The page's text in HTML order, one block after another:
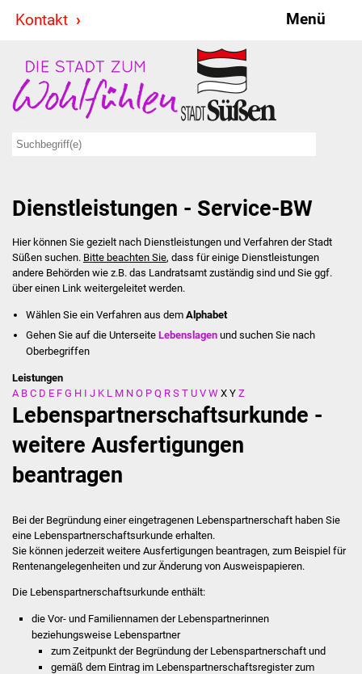
Kontakt Menü
Stadt & Politik
Bürgermeister
Ausschüsse
Ratsinformationssystem
Jugendbeirat
Summerrockfestival
Stadtverwaltung
Kontakt
Veröffentlichungen
Ortsrecht
FNP / Bebauungspläne
Dienstleistungen - Service-BW
Hier können Sie gezielt nach Dienstleistungen und Verfahren der Stadt
Süßen suchen. Bitte beachten Sie, dass für einige Dienstleistungen
andere Behörden wie z.B. das Landratsamt zuständig sind und Sie ggf.
über einen Link weitergeleitet werden.
Wählen Sie ein Verfahren aus dem Alphabet
Gehen Sie auf die UnterseiteLebenslagen und suchen Sie nach
Oberbegriffen
Leistungen
A B C D E F G H I J K L M N O P Q R S T U V W X Y Z
Lebenspartnerschaftsurkunde -
weitere Ausfertigungen
beantragen
Bei der Begründung einer eingetragenen Lebenspartnerschaft haben Sie
eine Lebenspartnerschaftsurkunde erhalten.
Sie können jederzeit weitere Ausfertigungen beantragen, zum Beispiel für
Rentenangelegenheiten und zur Änderung von Ausweispapieren.
Die Lebenspartnerschaftsurkunde enthält:
die Vor- und Familiennamen der Lebenspartnerinnen
beziehungsweise Lebenspartner
zum Zeitpunkt der Begründung der Lebenspartnerschaft und
gemäß dem Eintrag im Lebenspartnerschaftsregister zum